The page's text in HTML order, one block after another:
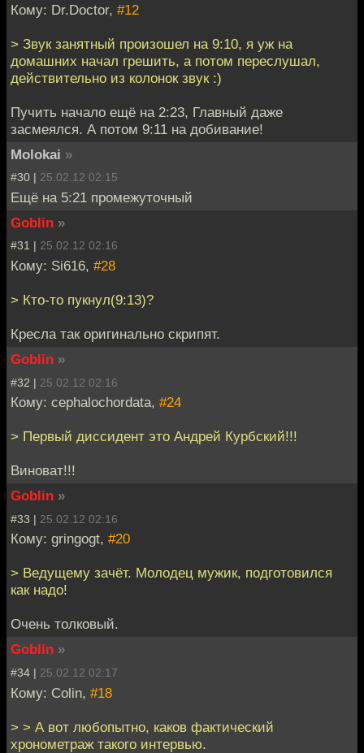
Кому: Dr.Doctor, #12
> Звук занятный произошел на 9:10, я уж на
домашних начал грешить, а потом переслушал,
действительно из колонок звук :)
Пучить начало ещё на 2:23, Главный даже
засмеялся. А потом 9:11 на добивание!
Molokai »
#30 | 25.02.12 02:15
Ещё на 5:21 промежуточный
Goblin »
#31 | 25.02.12 02:16
Кому: Si616, #28
> Кто-то пукнул(9:13)?
Кресла так оригинально скрипят.
Goblin »
#32 | 25.02.12 02:16
Кому: cephalochordata, #24
> Первый диссидент это Андрей Курбский!!!
Виноват!!!
Goblin »
#33 | 25.02.12 02:16
Кому: gringogt, #20
> Ведущему зачёт. Молодец мужик, подготовился
как надо!
Очень толковый.
Goblin »
#34 | 25.02.12 02:17
Кому: Colin, #18
> > А вот любопытно, каков фактический
хронометраж такого интервью.